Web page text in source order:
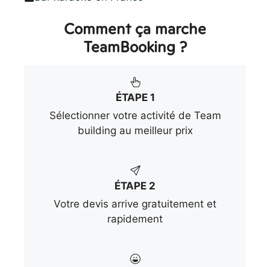
Comment ça marche
TeamBooking ?
ÉTAPE 1
Sélectionner votre activité de Team
building au meilleur prix
ÉTAPE 2
Votre devis arrive gratuitement et
rapidement